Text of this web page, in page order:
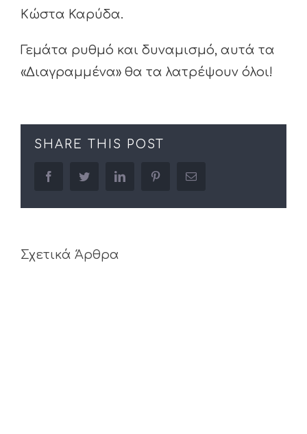
Κώστα Καρύδα.
Γεμάτα ρυθμό και δυναμισμό, αυτά τα
«Διαγραμμένα» θα τα λατρέψουν όλοι!
SHARE THIS POST
facebooktwitter linkedin pinterestEmail
Σχετικά Άρθρα